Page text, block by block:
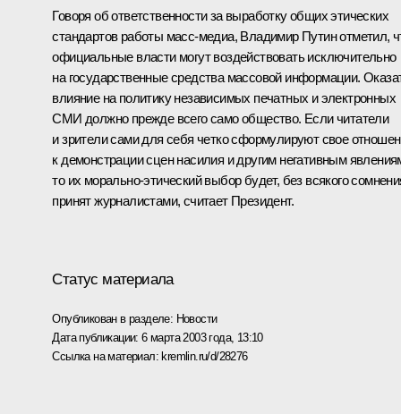
Говоря об ответственности за выработку общих этических
стандартов работы масс-медиа, Владимир Путин отметил,
официальные власти могут воздействовать исключительно
на государственные средства массовой информации.
влияние на политику независимых печатных и электронных
СМИ должно прежде всего само общество. Если читатели
и зрители сами для себя четко сформулируют свое
к демонстрации сцен насилия и другим негативным
то их морально-этический выбор будет, без всякого
принят журналистами, считает Президент.
Статус материала
Опубликован в разделе: Новости
Дата публикации:6 марта 2003 года, 13:10
Ссылка на материал:kremlin.ru/d/28276